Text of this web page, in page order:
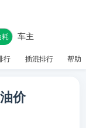
耗 车主
行 插混排行 帮助
价